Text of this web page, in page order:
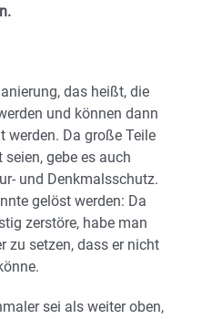
das heißt, die
und können dann
werden. Da große Teile
gebe es auch
und Denkmalsschutz.
gelöst werden: Da
zerstöre, habe man
zu setzen, dass er nicht
sei als weiter oben,